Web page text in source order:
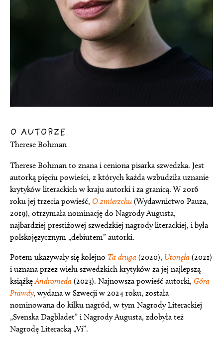
O AUTORZE
Therese Bohman
Therese Bohman to znana i ceniona pisarka szwedzka. Jest
autorką pięciu powieści, z których każda wzbudziła uznanie
krytyków literackich w kraju autorki i za granicą. W 2016
roku jej trzecia powieść, O zmierzchu (Wydawnictwo Pauza,
2019), otrzymała nominację do Nagrody Augusta,
najbardziej prestiżowej szwedzkiej nagrody literackiej, i była
polskojęzycznym „debiutem” autorki.
Potem ukazywały się kolejno Ta druga (2020), Utonęła (2021)
i uznana przez wielu szwedzkich krytyków za jej najlepszą
książkęAndromeda (2023). Najnowsza powieść autorki, Góra
Prawdy, wydana w Szwecji w 2024 roku, została
nominowana do kilku nagród, w tym Nagrody Literackiej
„Svenska Dagbladet” i Nagrody Augusta, zdobyła też
Nagrodę Literacką „Vi”.